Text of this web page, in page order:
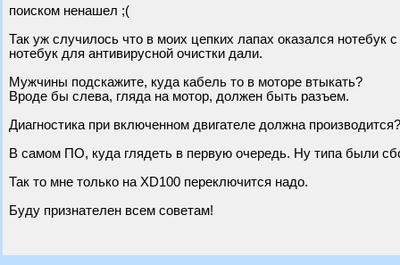
поиском ненашел ;(
Так уж случилось что в моих цепких лапах оказался нотебук
нотебук для антивирусной очистки дали.
Мужчины подскажите, куда кабель то в моторе втыкать?
Вроде бы слева, гляда на мотор, должен быть разъем.
Диагностика при включенном двигателе должна производится?
В самом ПО, куда глядеть в первую очередь. Ну типа были
Так то мне только на XD100 переключится надо.
Буду признателен всем советам!